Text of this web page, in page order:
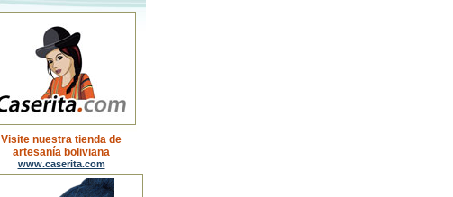
Visite nuestra tienda de
artesanía boliviana
www.caserita.com